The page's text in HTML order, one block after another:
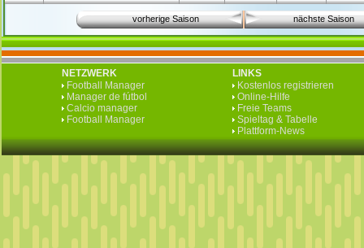
vorherige Saison nächste Saison
NETZWERK
Football Manager
Manager de fútbol
Calcio manager
Football Manager
LINKS
Kostenlos registrieren
Online-Hilfe
Freie Teams
Spieltag & Tabelle
Plattform-News